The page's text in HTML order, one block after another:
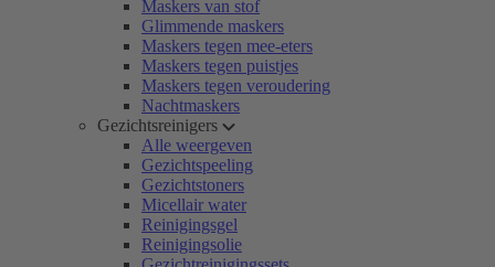
Maskers van stof
Glimmende maskers
Maskers tegen mee-eters
Maskers tegen puistjes
Maskers tegen veroudering
Nachtmaskers
Gezichtsreinigers
Alle weergeven
Gezichtspeeling
Gezichtstoners
Micellair water
Reinigingsgel
Reinigingsolie